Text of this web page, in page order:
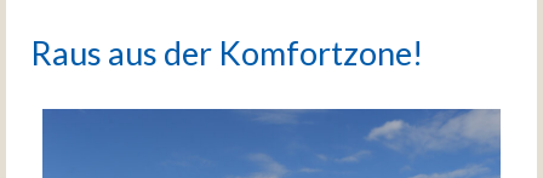
Raus aus der Komfortzone!